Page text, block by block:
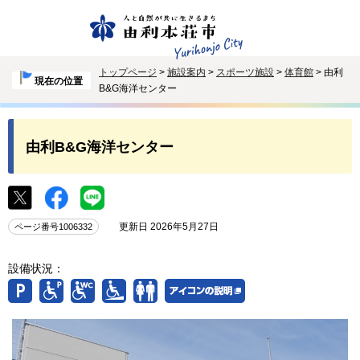
現在の位置
トップページ > 施設案内 > スポーツ施設 > 体育館 > 由利
B&G海洋センター
由利B&G海洋センター
ページ番号1006332 更新日 2026年5月27日
設備状況：